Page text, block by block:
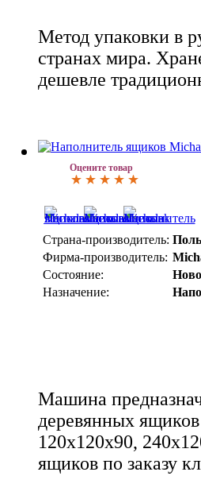
Метод упаковки в
странах мира.
дешевле
Оцените товар
Страна-производитель:
Фирма-производитель:
Состояние:
Назначение:
Машина
деревянных
120х120х90,
ящиков по заказу